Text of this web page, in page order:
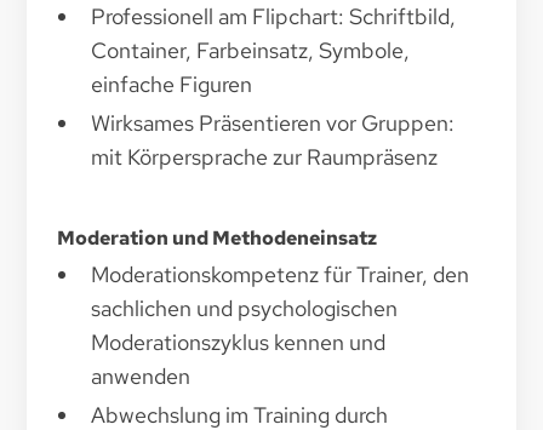
Professionell am Flipchart: Schriftbild,
Container, Farbeinsatz, Symbole,
einfache Figuren
Wirksames Präsentieren vor Gruppen:
mit Körpersprache zur Raumpräsenz
Moderation und Methodeneinsatz
Moderationskompetenz für Trainer, den
sachlichen und psychologischen
Moderationszyklus kennen und
anwenden
Abwechslung im Training durch